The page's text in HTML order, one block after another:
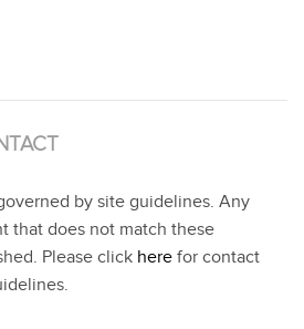
by site guidelines. Any
that does not match these
Please click here for contact